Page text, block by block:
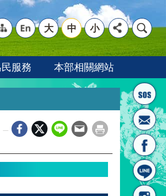
導
"英
文語
大 中 小
服務 本部相關網站